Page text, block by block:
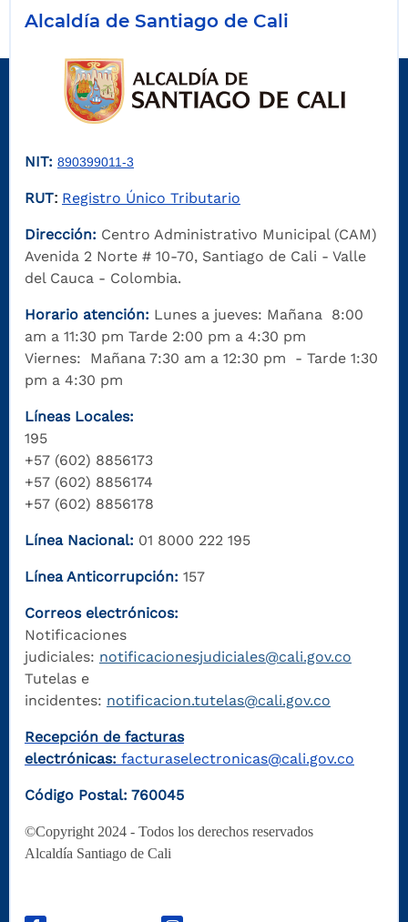
Alcaldía de Santiago de Cali
NIT: 890399011-3
RUT: Registro Único Tributario
Dirección: Centro Administrativo Municipal (CAM)
Avenida 2 Norte # 10-70, Santiago de Cali - Valle
del Cauca - Colombia.
Horario atención: Lunes a jueves: Mañana 8:00
am a 11:30 pm Tarde 2:00 pm a 4:30 pm
Viernes: Mañana 7:30 am a 12:30 pm - Tarde 1:30
pm a 4:30 pm
Líneas Locales:
195
+57 (602) 8856173
+57 (602) 8856174
+57 (602) 8856178
Línea Nacional: 01 8000 222 195
Línea Anticorrupción: 157
Correos electrónicos:
Notificaciones
judiciales: notificacionesjudiciales@cali.gov.co
Tutelas e
incidentes: notificacion.tutelas@cali.gov.co
Recepción de facturas
electrónicas: facturaselectronicas@cali.gov.co
Código Postal: 760045
©Copyright 2024 - Todos los derechos reservados
Alcaldía Santiago de Cali